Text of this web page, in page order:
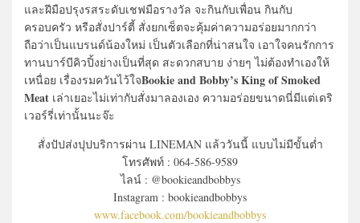
และฝีมือปรุงรสระดับเชฟมือรางวัล จะกินกับเพื่อน กินกับ
ครอบครัว หรือสั่งปาร์ตี้ สั่งยกเซ็ตจะคุ้มค่าความอร่อยมากกว่า
ถือว่าเป็นแบรนด์น้องใหม่ เป็นตัวเลือกที่น่าสนใจ เอาใจคนรักการ
ทานบาร์บีคิวปิ้งย่างเป็นที่สุด สะดวกสบาย ง่ายๆ ไม่ต้องทำเองให้
เหนื่อย เรื่องรมควันไว้ใจBookie and Bobby’s King of Smoked
Meat เล่าเยอะไม่เท่ากับสั่งมาลองเอง ความอร่อยขนาดนี่มีแต่เดริ
เวอร์รี่เท่านั้นนะจ๊ะ
สั่งปัปส่งปุปบริการผ่าน LINEMAN แล้ววันนี้ แบบไม่มีขั้นต่ำ
โทรศัพท์ : 064-586-9589
ไลน์ : @bookieandbobbys
Instagram : bookieandbobbys
www.facebook.com/bookieandbobbys